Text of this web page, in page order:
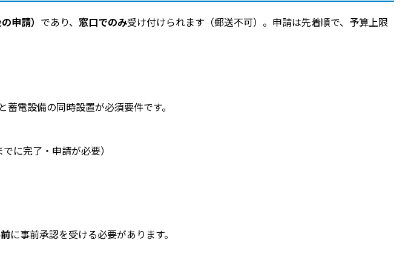
申請） であり、 窓口でのみ受け付けられます（郵送不可）。申請は先着順で、予算上限
電設備の同時設置が必須要件です。
に完了・申請が必要）
に事前承認を受ける必要があります。